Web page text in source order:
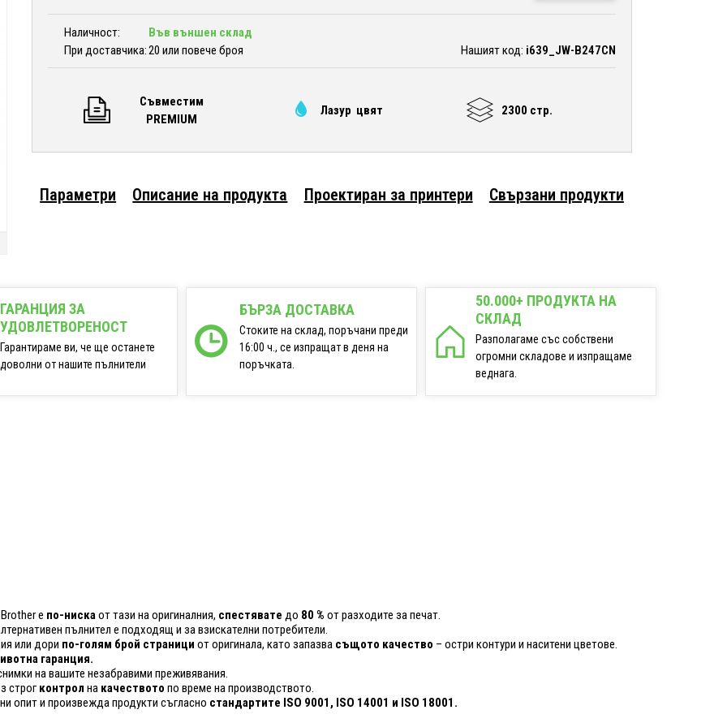
Наличност:
Във външен склад
При доставчика:20 или повече броя Нашият код: i639_JW-B247CN
Съвместим
PREMIUM
Лазур цвят 2300 стр.
Параметри Описание на продукта Проектиран за принтери Свързани продукти
ГАРАНЦИЯ ЗА
УДОВЛЕТВОРЕНОСТ
Гарантираме ви, че ще останете
доволни от нашите пълнители
БЪРЗА ДОСТАВКА
Стоките на склад, поръчани преди
16:00 ч., се изпращат в деня на
поръчката.
50.000+ ПРОДУКТА НА
СКЛАД
Разполагаме със собствени
огромни складове и изпращаме
веднага.
е по-нискаот тази на оригиналния, спестявате до 80 % от разходите за печат.
пълнител е подходящ и за взискателни потребители.
или дори по-голям брой страници от оригинала, като запазва същото качество – остри контури и наситени цветове.
гаранция.
на вашите незабравими преживявания.
строг контрол на качеството по време на производството.
опит и произвежда продукти съгласно стандартите ISO 9001, ISO 14001 и ISO 18001.